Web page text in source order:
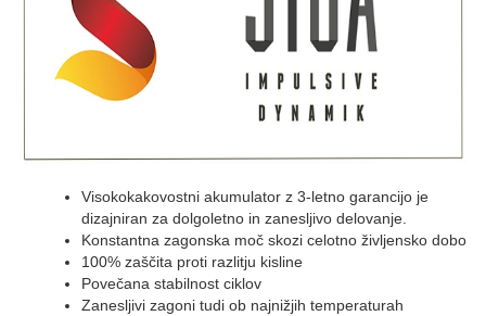
Visokokakovostni akumulator z 3-letno garancijo je
dizajniran za dolgoletno in zanesljivo delovanje.
Konstantna zagonska moč skozi celotno življensko dobo
100% zaščita proti razlitju kisline
Povečana stabilnost ciklov
Zanesljivi zagoni tudi ob najnižjih temperaturah